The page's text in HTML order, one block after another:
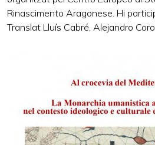
Rinascimento Aragonese. Hi
Translat Lluís Cabré, Alejandro